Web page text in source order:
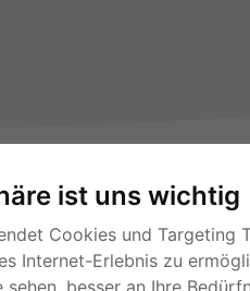
ist uns wichtig
Cookies und Targeting
Internet-Erlebnis zu
sehen, besser an Ihre